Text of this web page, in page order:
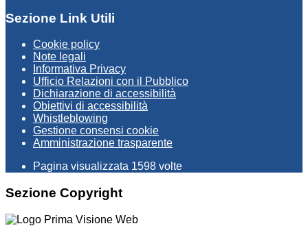
Sezione Link Utili
Cookie policy
Note legali
Informativa Privacy
Ufficio Relazioni con il Pubblico
Dichiarazione di accessibilità
Obiettivi di accessibilità
Whistleblowing
Gestione consensi cookie
Amministrazione trasparente
Pagina visualizzata 1598 volte
Sezione Copyright